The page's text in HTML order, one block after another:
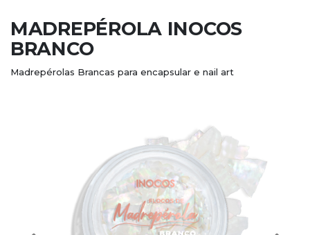
MADREPÉROLA INOCOS
BRANCO
Madrepérolas Brancas para encapsular e nail art